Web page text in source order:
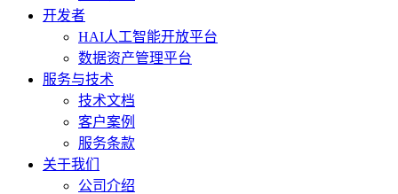
开发者
HAI人工智能开放平台
数据资产管理平台
服务与技术
技术文档
客户案例
服务条款
关于我们
公司介绍